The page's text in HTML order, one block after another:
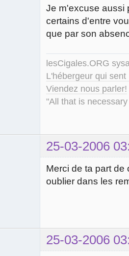
Je m'excuse aussi
certains d'entre
que par son
lesCigales.ORG
L'hébergeur qui
Viendez nous parler!
"All that is
25-03-2006
Merci de ta part
oublier dans les
25-03-2006